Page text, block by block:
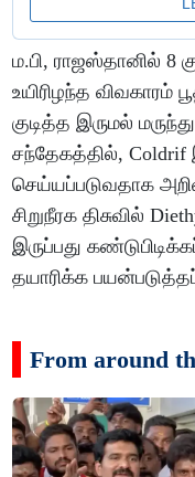
ம.பி, ராஜஸ்தானில் 8
உயிரிழந்த விவகாரம்
குடித்த இருமல்
சந்தேகத்தில், Coldrif
செய்யப்படுவதாக
சிறுநீரக திசுவில்
இருப்பது
தயாரிக்க
From around